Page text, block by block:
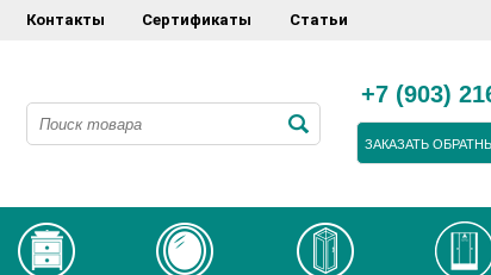
Контакты Сертификаты Статьи
+7 (903)
ЗАКАЗАТЬ